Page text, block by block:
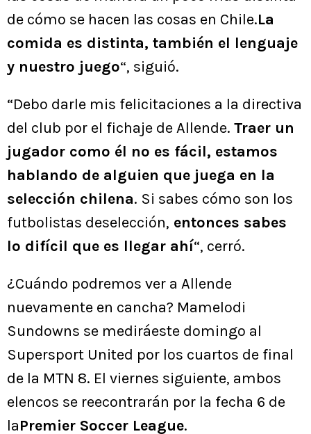
de cómo se hacen las cosas en Chile.La
comida es distinta, también el lenguaje
y nuestro juego“, siguió.
“Debo darle mis felicitaciones a la directiva
del club por el fichaje de Allende. Traer un
jugador como él no es fácil, estamos
hablando de alguien que juega en la
selección chilena. Si sabes cómo son los
futbolistas deselección, entonces sabes
lo difícil que es llegar ahí“, cerró.
¿Cuándo podremos ver a Allende
nuevamente en cancha? Mamelodi
Sundowns se mediráeste domingo al
Supersport United por los cuartos de final
de la MTN 8. El viernes siguiente, ambos
elencos se reecontrarán por la fecha 6 de
laPremier Soccer League.